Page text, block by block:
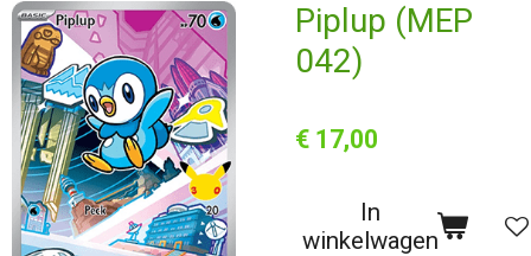
Piplup (MEP
042)
€ 17,00
In
winkelwagen